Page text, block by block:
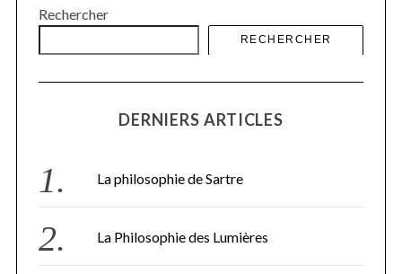
Rechercher
RECHERCHER
DERNIERS ARTICLES
La philosophie de Sartre
La Philosophie des Lumières